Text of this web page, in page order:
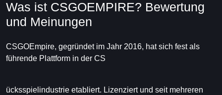
Was ist CSGOEMPIRE? Bewertung
und Meinungen
CSGOEmpire, gegründet im Jahr 2016, hat sich fest als
führende Plattform in der CS
ücksspielindustrie etabliert. Lizenziert und seit mehreren